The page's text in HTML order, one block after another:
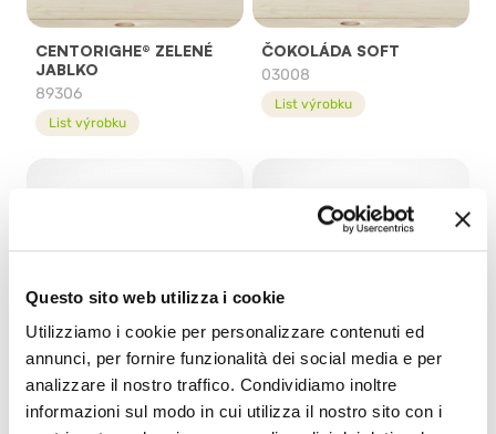
Questo sito web utilizza i cookie
Utilizziamo i cookie per personalizzare contenuti ed
annunci, per fornire funzionalità dei social media e per
analizzare il nostro traffico. Condividiamo inoltre
informazioni sul modo in cui utilizza il nostro sito con i
CENTORIGHE® ZELENÉ
JABLKO
89306
List výrobku
ČOKOLÁDA SOFT
03008
List výrobku
38131
94128